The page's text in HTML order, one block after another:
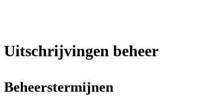
Uitschrijvingen beheer
Beheerstermijnen